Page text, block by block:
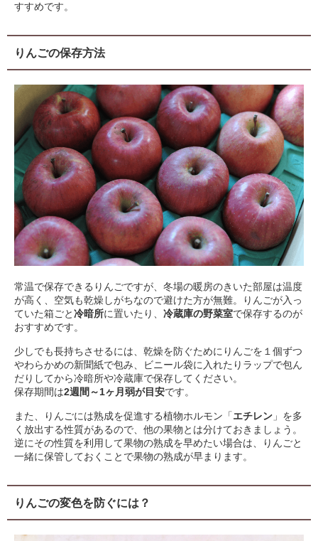
すすめです。
りんごの保存方法
常温で保存できるりんごですが、冬場の暖房のきいた部屋は温度
が高く、空気も乾燥しがちなので避けた方が無難。りんごが入っ
ていた箱ごと冷暗所に置いたり、 冷蔵庫の野菜室で保存するのが
おすすめです。
少しでも長持ちさせるには、乾燥を防ぐためにりんごを１個ずつ
やわらかめの新聞紙で包み、ビニール袋に入れたりラップで包ん
だりしてから冷暗所や冷蔵庫で保存してください。
保存期間は2週間～1ヶ月弱が目安です。
また、りんごには熟成を促進する植物ホルモン「エチレン 」を多
く放出する性質があるので、他の果物とは分けておきましょう。
逆にその性質を利用して果物の熟成を早めたい場合は、りんごと
一緒に保管しておくことで果物の熟成が早まります。
りんごの変色を防ぐには？